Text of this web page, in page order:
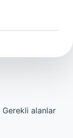
Gerekli alanlar